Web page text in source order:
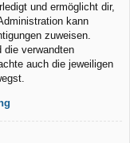
und ermöglicht dir,
kann
zuweisen.
die verwandten
auch die jeweiligen